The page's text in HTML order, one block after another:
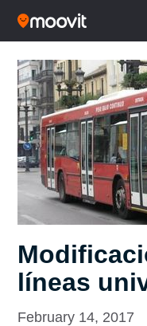
líneas
February 14, 2017